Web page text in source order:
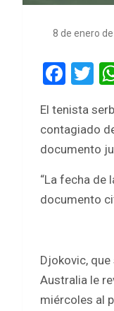
8 de enero
F
ce
b
o
k
T
tt
er
El tenista
contagiado
documento
“La fecha de
documento
Djokovic,
Australia le
miércoles al